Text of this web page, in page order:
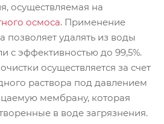
осуществляемая на
осмоса. Применение
позволяет удалять из воды
с эффективностью до 99,5%.
осуществляется за счет
раствора под давлением
мембрану, которая
в воде загрязнения.